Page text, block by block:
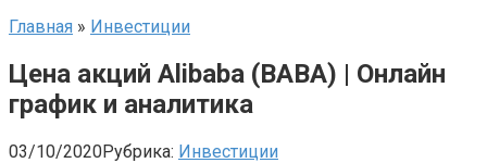
Главная » Инвестиции
Цена акций Alibaba (BABA) | Онлайн
график и аналитика
03/10/2020Рубрика: Инвестиции